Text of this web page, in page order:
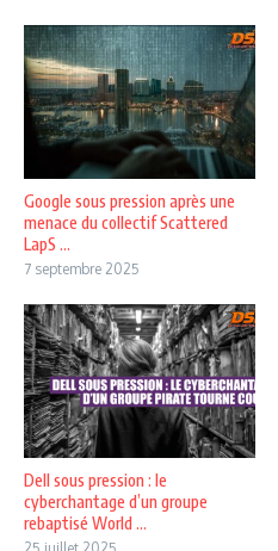
Google sous pression après une
menace du collectif Scattered
LapS ...
7 septembre 2025
Dell sous pression : le
cyberchantage d’un groupe
rebaptisé World ...